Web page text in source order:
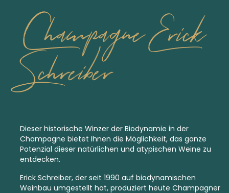
Champagne Erick
Schreiber
Dieser historische Winzer der Biodynamie in der
Champagne bietet Ihnen die Möglichkeit, das ganze
Potenzial dieser natürlichen und atypischen Weine zu
entdecken.
Erick Schreiber, der seit 1990 auf biodynamischen
Weinbau umgestellt hat, produziert heute Champagner